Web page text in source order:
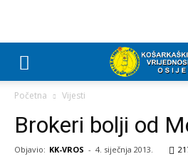
Početna Vijesti
Brokeri bolji od
Objavio: KK-VROS - 4. siječnja 2013.